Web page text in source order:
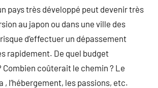
pays très développé peut devenir très
au japon ou dans une ville des
d’effectuer un dépassement
rapidement. De quel budget
Combien coûterait le chemin ? Le
, l’hébergement, les passions, etc.